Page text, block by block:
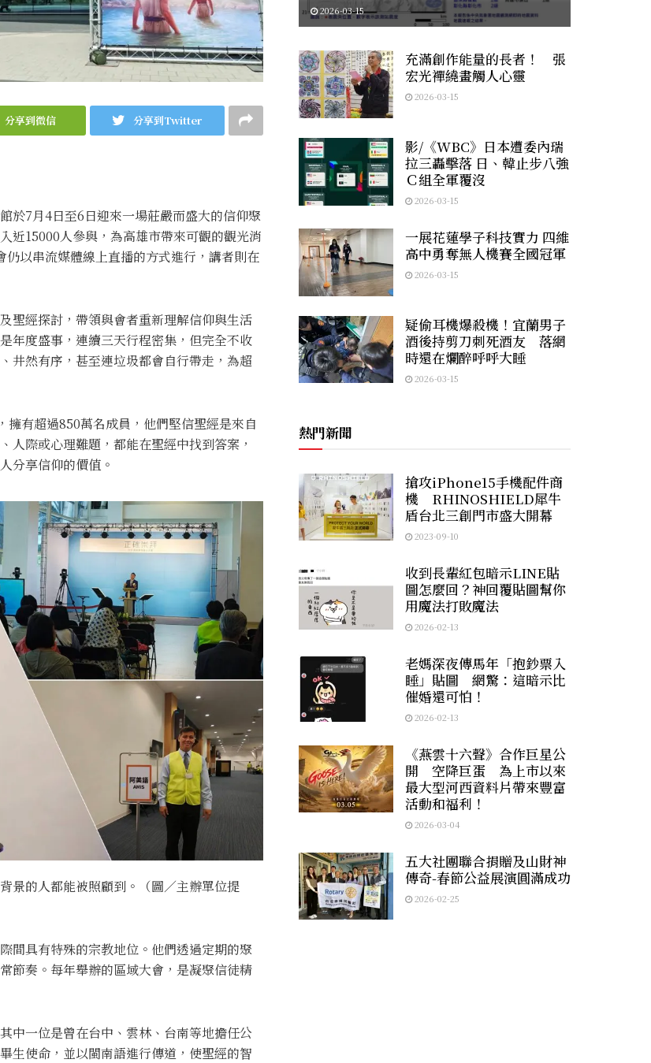
分享到微信 分享到Twitter
於7月4日至6日迎來一場莊嚴而盛大的信仰聚
15000人參與，為高雄市帶來可觀的觀光消
以串流媒體線上直播的方式進行，講者則在
聖經探討，帶領與會者重新理解信仰與生活
年度盛事，連續三天行程密集，但完全不收
井然有序，甚至連垃圾都會自行帶走，為超
有超過850萬名成員，他們堅信聖經是來自
人際或心理難題，都能在聖經中找到答案，
分享信仰的價值。
景的人都能被照顧到。（圖／主辦單位提
間具有特殊的宗教地位。他們透過定期的聚
節奏。每年舉辦的區域大會，是凝聚信徒精
中一位是曾在台中、雲林、台南等地擔任公
生使命，並以閩南語進行傳道，使聖經的智
2026-03-15
充滿創作能量的長者！ 張
宏光襌繞畫觸人心靈
2026-03-15
影/《WBC》日本遭委內瑞
拉三轟擊落 日、韓止步八強
Ｃ組全軍覆沒
2026-03-15
一展花蓮學子科技實力 四維
高中勇奪無人機賽全國冠軍
2026-03-15
疑偷耳機爆殺機！宜蘭男子
酒後持剪刀刺死酒友 落網
時還在爛醉呼呼大睡
2026-03-15
熱門新聞
搶攻iPhone15手機配件商
機 RHINOSHIELD犀牛
盾台北三創門市盛大開幕
2023-09-10
收到長輩紅包暗示LINE貼
圖怎麼回？神回覆貼圖幫你
用魔法打敗魔法
2026-02-13
老媽深夜傳馬年「抱鈔票入
睡」貼圖 網驚：這暗示比
催婚還可怕！
2026-02-13
《燕雲十六聲》合作巨星公
開 空降巨蛋 為上市以來
最大型河西資料片帶來豐富
活動和福利！
2026-03-04
五大社團聯合捐贈及山財神
傳奇-春節公益展演圓滿成功
2026-02-25